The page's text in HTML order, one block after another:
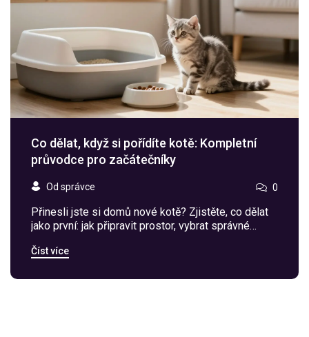
Co dělat, když si pořídíte kotě: Kompletní
průvodce pro začátečníky
Od správce 0
Přinesli jste si domů nové kotě? Zjistěte, co dělat
jako první: jak připravit prostor, vybrat správné
Číst více